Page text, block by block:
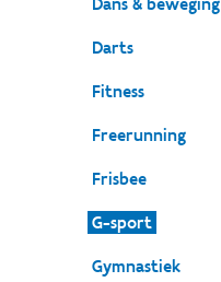
Darts
Fitness
Freerunning
Frisbee
G-sport
Gymnastiek